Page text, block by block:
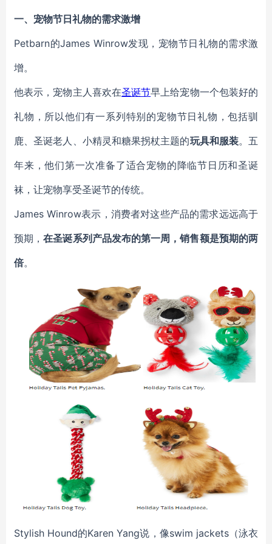
一、 宠物节日礼物的需求激增
Petbarn的James Winrow发现，宠物节日礼物的需求激
增。
他表示，宠物主人喜欢在圣诞节早上给宠物一个包装好的
礼物，所以他们有一系列特别的宠物节日礼物，包括驯
鹿、圣诞老人、小精灵和糖果拐杖主题的玩具和服装。五
年来，他们第一次准备了适合宠物的降临节日历和圣诞
袜，让宠物享受圣诞节的传统。
James Winrow表示，消费者对这些产品的需求远远高于
预期，在圣诞系列产品发布的第一周，销售额是预期的两
倍。
Stylish Hound的Karen Yang说，像swim jackets（泳衣